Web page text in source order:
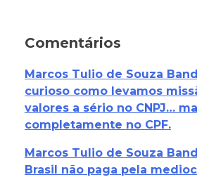
Comentários
Marcos Tulio de Souza
curioso como levamos
valores a sério no CNPJ…
completamente no CPF.
Marcos Tulio de Souza
Brasil não paga pela